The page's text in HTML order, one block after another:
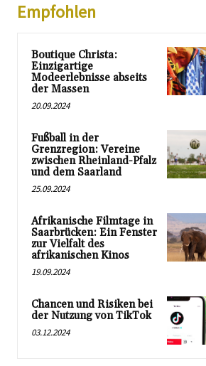
Empfohlen
Boutique Christa:
Einzigartige
Modeerlebnisse abseits
der Massen
20.09.2024
Fußball in der
Grenzregion: Vereine
zwischen Rheinland-Pfalz
und dem Saarland
25.09.2024
Afrikanische Filmtage in
Saarbrücken: Ein Fenster
zur Vielfalt des
afrikanischen Kinos
19.09.2024
Chancen und Risiken bei
der Nutzung von TikTok
03.12.2024